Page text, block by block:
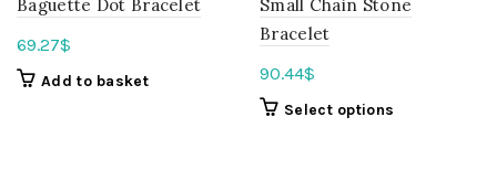
Baguette Dot Bracelet
69.27$
Add to basket
Small Chain Stone
Bracelet
90.44$
Select options